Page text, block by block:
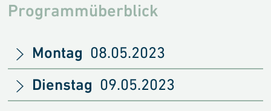
Programmüberblick
Montag 08.05.2023
Dienstag 09.05.2023